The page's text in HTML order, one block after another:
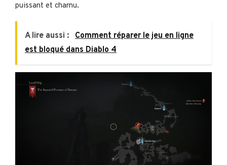
puissant et charnu.
A lire aussi :
Comment réparer le jeu en ligne
est bloqué dans Diablo 4